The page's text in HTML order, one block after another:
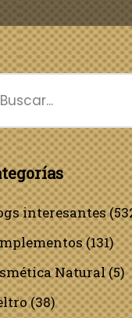
interesantes
(131)
Natural(5)
(38)